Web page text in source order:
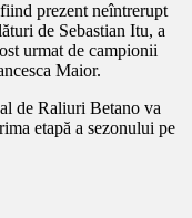
prezent neîntrerupt
de Sebastian Itu, a
urmat de campionii
Maior.
de Raliuri Betano va
etapă a sezonului pe